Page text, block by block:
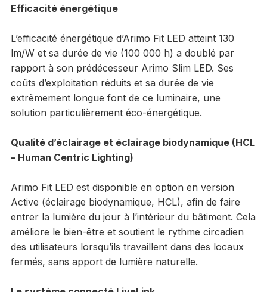
Efficacité énergétique
L’efficacité énergétique d’Arimo Fit LED atteint 130
lm/W et sa durée de vie (100 000 h) a doublé par
rapport à son prédécesseur Arimo Slim LED. Ses
coûts d’exploitation réduits et sa durée de vie
extrêmement longue font de ce luminaire, une
solution particulièrement éco-énergétique.
Qualité d’éclairage et éclairage biodynamique (HCL
– Human Centric Lighting)
Arimo Fit LED est disponible en option en version
Active (éclairage biodynamique, HCL), afin de faire
entrer la lumière du jour à l’intérieur du bâtiment. Cela
améliore le bien-être et soutient le rythme circadien
des utilisateurs lorsqu’ils travaillent dans des locaux
fermés, sans apport de lumière naturelle.